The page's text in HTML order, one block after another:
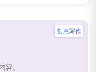
容。
创意写作